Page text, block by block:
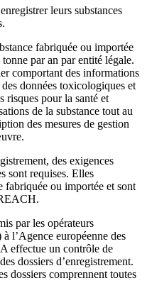
leurs substances
fabriquée ou importée
par an par entité légale.
comportant des informations
données toxicologiques et
risques pour la santé et
de la substance tout au
des mesures de gestion
des exigences
sont requises. Elles
fabriquée ou importée et sont
par les opérateurs
l’Agence européenne des
effectue un contrôle de
dossiers d’enregistrement.
dossiers comprennent toutes